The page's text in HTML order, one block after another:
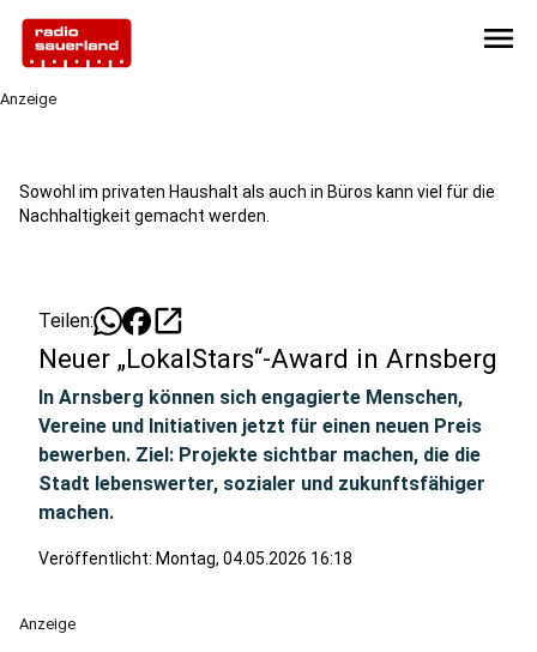
menu
Anzeige
Sowohl im privaten Haushalt als auch in Büros kann viel für die
Nachhaltigkeit gemacht werden.
Teilen: open_in_new
Neuer „LokalStars“-Award in Arnsberg
In Arnsberg können sich engagierte Menschen,
Vereine und Initiativen jetzt für einen neuen Preis
bewerben. Ziel: Projekte sichtbar machen, die die
Stadt lebenswerter, sozialer und zukunftsfähiger
machen.
Veröffentlicht: Montag, 04.05.2026 16:18
Anzeige